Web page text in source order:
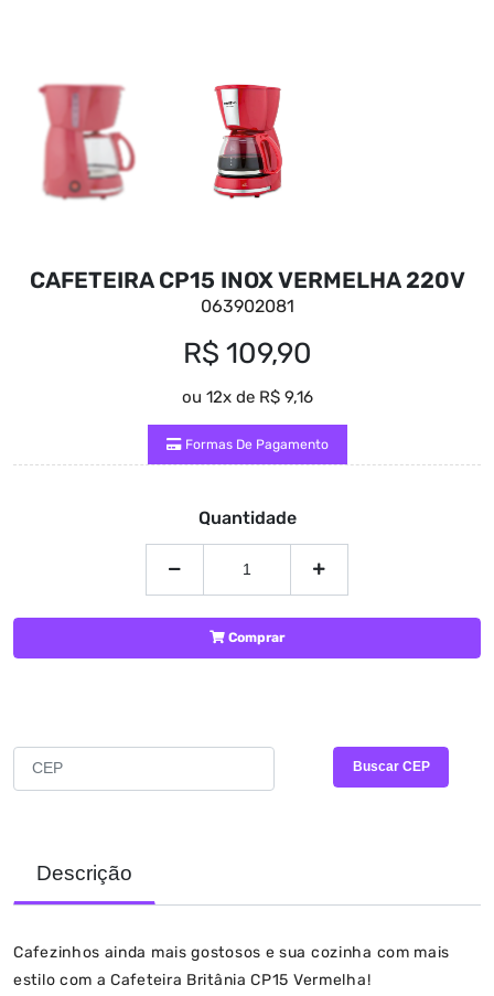
CAFETEIRA CP15 INOX VERMELHA 220V
063902081
R$ 109,90
ou 12x de R$ 9,16
Formas De Pagamento
Quantidade
Comprar
Buscar CEP
Descrição
Cafezinhos ainda mais gostosos e sua cozinha com mais
estilo com a Cafeteira Britânia CP15 Vermelha!